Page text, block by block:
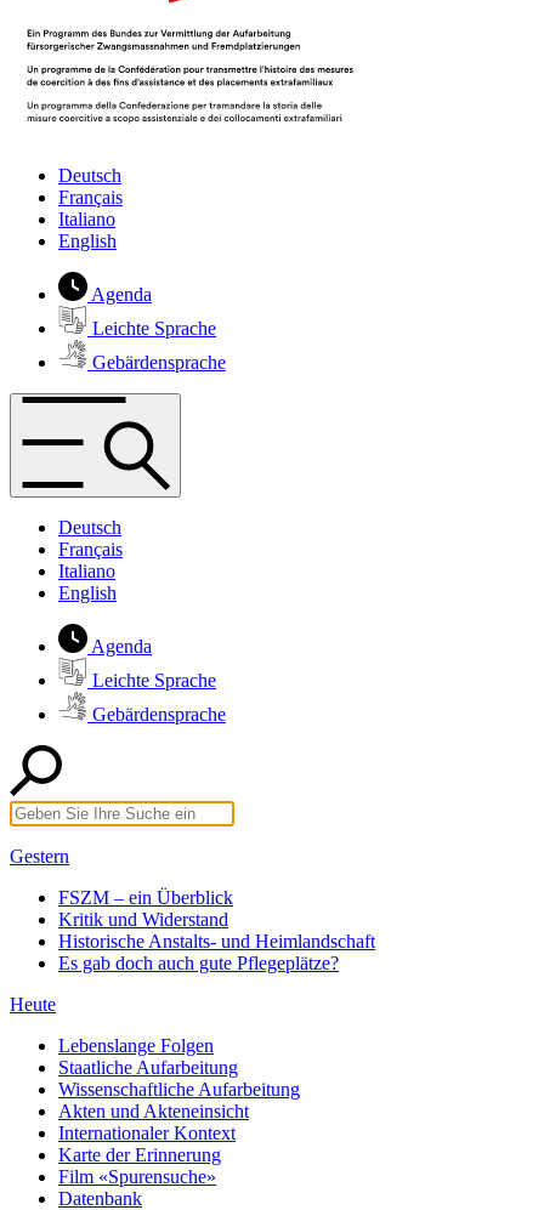
Deutsch
Français
Italiano
English
Agenda
Leichte Sprache
Gebärdensprache
Deutsch
Français
Italiano
English
Agenda
Leichte Sprache
Gebärdensprache
Gestern
FSZM – ein Überblick
Kritik und Widerstand
Historische Anstalts- und Heimlandschaft
Es gab doch auch gute Pflegeplätze?
Heute
Lebenslange Folgen
Staatliche Aufarbeitung
Wissenschaftliche Aufarbeitung
Akten und Akteneinsicht
Internationaler Kontext
Karte der Erinnerung
Film «Spurensuche»
Datenbank